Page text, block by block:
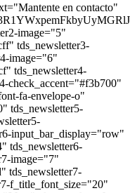
en contacto"
image="5"
tds_newsletter3-
image="6"
tds_newsletter4-
check_accent="#f3b700"
fa-envelope-o"
tds_newsletter5-
input_bar_display="row"
tds_newsletter6-
image="7"
tds_newsletter7-
f_title_font_size="20"